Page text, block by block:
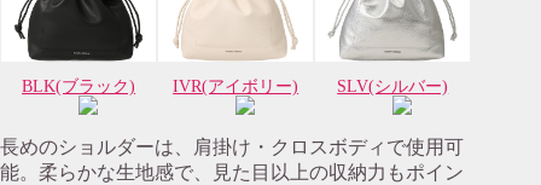
BLK(ブラック) IVR(アイボリー) SLV(シルバー)
長めのショルダーは、肩掛け・クロスボディで使用可
能。柔らかな生地感で、見た目以上の収納力もポイン